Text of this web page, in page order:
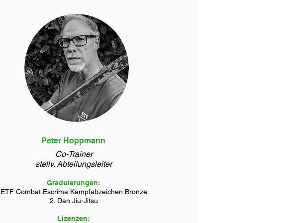
Peter Hoppmann
Co-Trainer
stellv. Abteilungsleiter
Graduierungen:
ETF Combat Escrima Kampfabzeichen Bronze
2. Dan Jiu-Jitsu
Lizenzen: